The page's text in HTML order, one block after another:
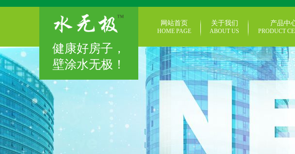
健康好房子，
壁涂水无极！
网站首页
HOME PAGE
关于我们
ABOUT US
产品中
PRODUCT